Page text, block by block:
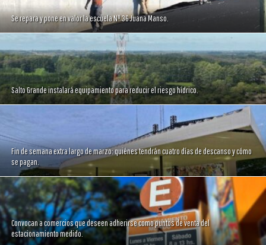
Se repara y pone en valor la escuela Nº 36 Juana Manso.
Salto Grande instalará equipamiento para reducir el riesgo hídrico.
Fin de semana extra largo de marzo: quiénes tendrán cuatro días de descanso y cómo
se pagan.
Convocan a comercios que deseen adherirse como puntos de venta del
estacionamiento medido.